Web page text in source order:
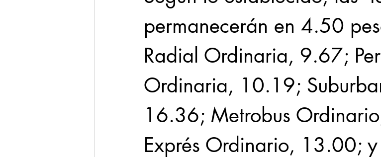
permanecerán en 4.50
Radial Ordinaria, 9.67;
Ordinaria, 10.19;
16.36; Metrobus
Exprés Ordinario, 13.00; y